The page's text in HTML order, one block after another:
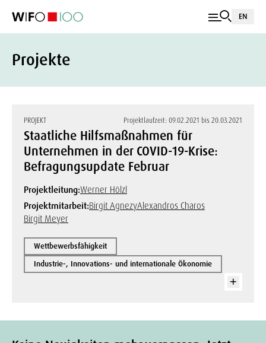
EN
Projekte
PROJEKT Projektlaufzeit: 09.02.2021 bis 20.03.2021
Staatliche Hilfsmaßnahmen für
Unternehmen in der COVID-19-Krise:
Befragungsupdate Februar
Projektleitung:Werner Hölzl
Projektmitarbeit:Birgit AgnezyAlexandros Charos
Birgit Meyer
Wettbewerbsfähigkeit
Industrie-, Innovations- und internationale Ökonomie